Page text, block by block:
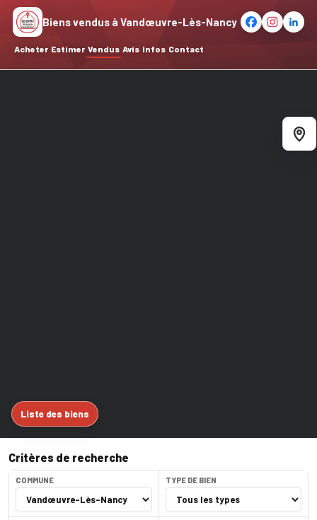
Acheter Estimer Vendus Avis Infos Contact
Biens vendus à Vandœuvre-Lès-Nancy
Critères de recherche
COMMUNE TYPE DE BIEN
Liste des biens